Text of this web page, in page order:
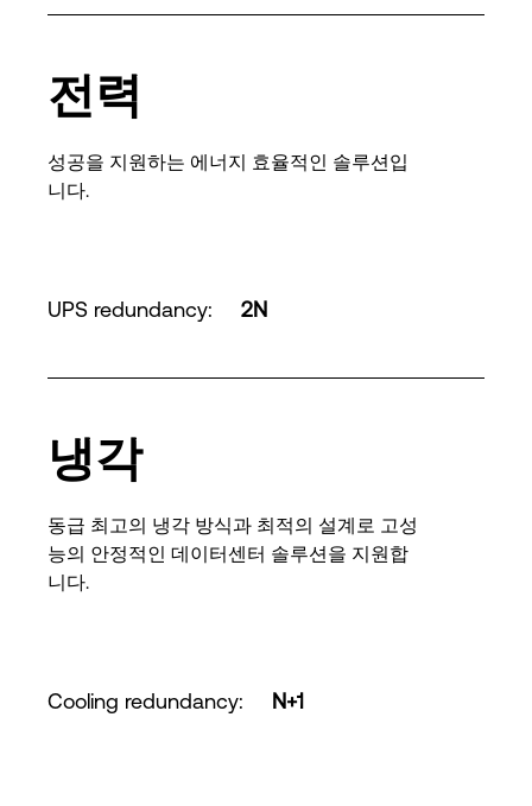
전력
성공을 지원하는 에너지 효율적인 솔루션입
니다.
UPS redundancy: 2N
냉각
동급 최고의 냉각 방식과 최적의 설계로 고성
능의 안정적인 데이터센터 솔루션을 지원합
니다.
Cooling redundancy: N+1